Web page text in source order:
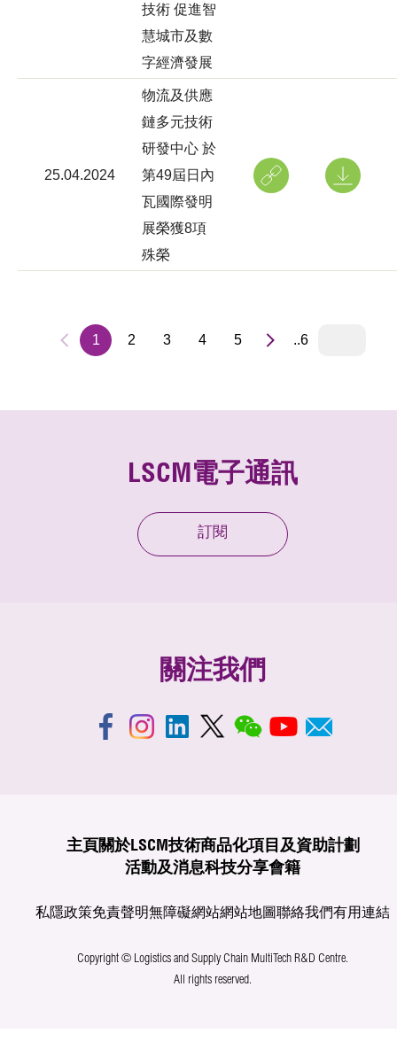
技術 促進智
慧城市及數
字經濟發展
25.04.2024
物流及供應
鏈多元技術
研發中心 於
第49屆日內
瓦國際發明
展榮獲8項
殊榮
1 2 3 4 5 ..6
LSCM電子通訊
訂閱
關注我們
主頁 關於LSCM技術商品化項目及資助計劃
活動及消息科技分享會籍
私隱政策免責聲明無障礙網站網站地圖聯絡我們有用連結
Copyright © Logistics and Supply Chain MultiTech R&D Centre.
All rights reserved.